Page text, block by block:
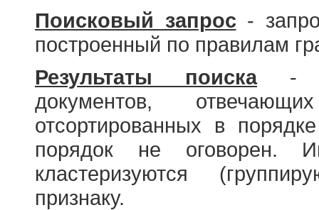
Поисковый запрос-
построенный по правилам
Результаты поиска-
документов,
отсортированных в
порядок не оговорен.
кластеризуются
признаку.